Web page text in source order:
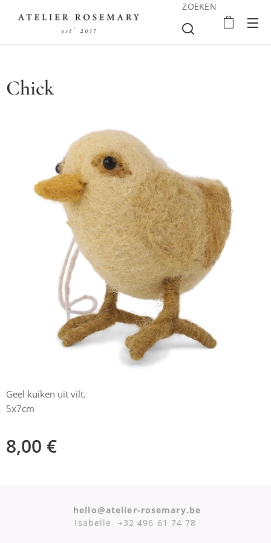
ZOEKEN
Chick
Geel kuiken uit vilt.
5x7cm
8,00 €
hello@atelier-rosemary.be
Isabelle +32 496 61 74 78